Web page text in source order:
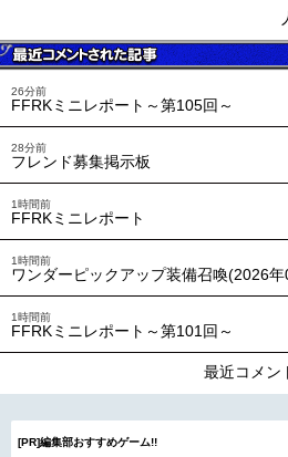
26分前
FFRKミニレポート～第105回～
28分前
フレンド募集掲示板
1時間前
FFRKミニレポート
1時間前
ワンダーピックアップ装備召喚(2026
1時間前
FFRKミニレポート～第101回～
最近コメン
[PR]編集部おすすめゲーム!!